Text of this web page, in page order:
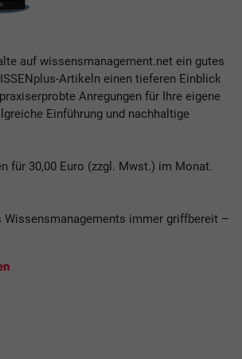
auf wissensmanagement.net ein gutes
Artikeln einen tieferen Einblick
Anregungen für Ihre eigene
Einführung und nachhaltige
für 30,00 Euro (zzgl. Mwst.) im Monat.
Wissensmanagements immer griffbereit –